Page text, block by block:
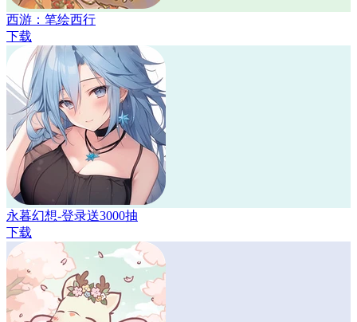
西游：笔绘西行
下载
永暮幻想-登录送3000抽
下载